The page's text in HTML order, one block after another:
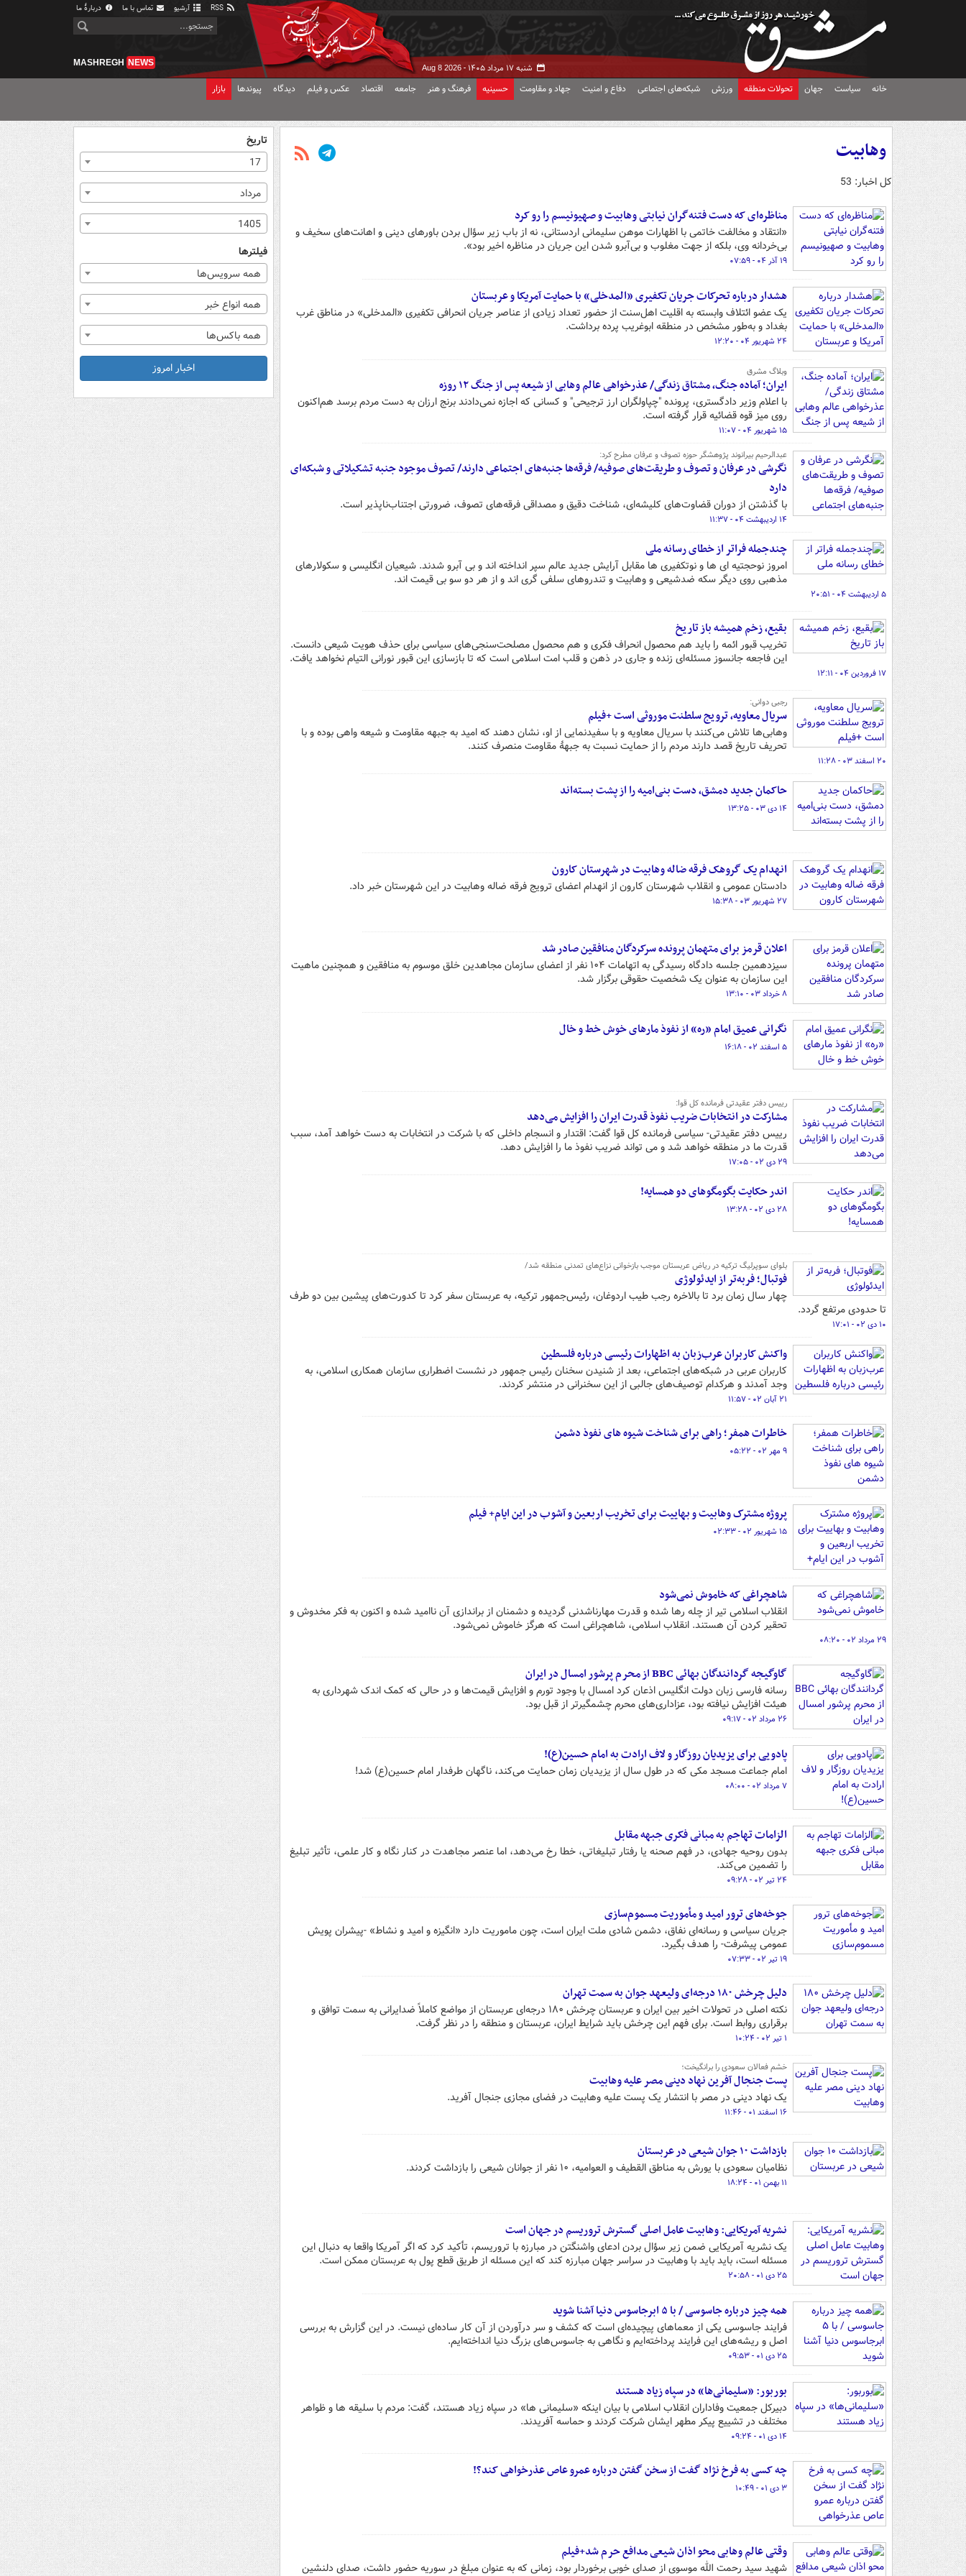
آرشیو تماس با ما دربارهٔ ما
شنبه ۱۷ مرداد ۱۴۰۵ - Aug 8 2026
MASHREGH NEWS
خانه سیاست جهان تحولات منطقه ورزش شبکه‌های اجتماعی دفاع و امنیت جهاد و مقاومت حسینیه فرهنگ و هنر جامعه اقتصاد عکس و فیلم دیدگاه پیوندها بازار
وهابیت
کل اخبار: 53
مناظره‌ای که دست فتنه‌گران نیابتی وهابیت و صهیونیسم را رو کرد
«انتقاد و مخالفت خاتمی با اظهارات موهن سلیمانی اردستانی، نه از باب زیر سؤال بردن باورهای دینی و اهانت‌های سخیف و
بی‌خردانه وی، بلکه از جهت مغلوب و بی‌آبرو شدن این جریان در مناظره اخیر بود».
۱۹ آذر ۰۴ - ۰۷:۵۹
هشدار درباره تحرکات جریان تکفیری «المدخلی» با حمایت آمریکا و عربستان
یک عضو ائتلاف وابسته به اقلیت اهل‌سنت از حضور تعداد زیادی از عناصر جریان انحرافی تکفیری «المدخلی» در مناطق غرب
بغداد و به‌طور مشخص در منطقه ابوغریب پرده برداشت.
۲۴ شهریور ۰۴ - ۱۲:۲۰
وبلاگ مشرق
ایران؛ آماده جنگ، مشتاق زندگی/ عذرخواهی عالم وهابی از شیعه پس از جنگ ۱۲ روزه
با اعلام وزیر دادگستری، پرونده "چپاولگران ارز ترجیحی" و کسانی که اجازه نمی‌دادند برنج ارزان به دست مردم برسد هم‌اکنون
روی میز قوه قضائیه قرار گرفته است.
۱۵ شهریور ۰۴ - ۱۱:۰۷
عبدالرحیم بیرانوند پژوهشگر حوزه تصوف و عرفان مطرح کرد:
نگرشی در عرفان و تصوف و طریقت‌های صوفیه/ فرقه‌ها جنبه‌های اجتماعی دارند/ تصوف موجود جنبه تشکیلاتی و شبکه‌ای
دارد
با گذشتن از دوران قضاوت‌های کلیشه‌ای، شناخت دقیق و مصداقی فرقه‌های تصوف، ضرورتی اجتناب‌ناپذیر است.
۱۴ اردیبهشت ۰۴ - ۱۱:۳۷
چندجمله فراتر از خطای رسانه ملی
امروز نوحجتیه ای ها و نوتکفیری ها مقابل آرایش جدید عالم سپر انداخته اند و بی آبرو شدند. شیعیان انگلیسی و سکولارهای
مذهبی روی دیگر سکه ضدشیعی و وهابیت و تندروهای سلفی گری اند و از هر دو سو بی قیمت اند.
۵ اردیبهشت ۰۴ - ۲۰:۵۱
بقیع، زخم همیشه باز تاریخ
تخریب قبور ائمه را باید هم محصول انحراف فکری و هم محصول مصلحت‌سنجی‌های سیاسی برای حذف هویت شیعی دانست.
این فاجعه جانسوز مسئله‌ای زنده و جاری در ذهن و قلب امت اسلامی است که تا بازسازی این قبور نورانی التیام نخواهد یافت.
۱۷ فروردین ۰۴ - ۱۲:۱۱
رجبی دوانی:
سریال معاویه، ترویج سلطنت موروثی است +فیلم
وهابی‌ها تلاش می‌کنند با سریال معاویه و با سفیدنمایی از او، نشان دهند که امید به جبهه مقاومت و شیعه واهی بوده و با
تحریف تاریخ قصد دارند مردم را از حمایت نسبت به جبهۀ مقاومت منصرف کنند.
۲۰ اسفند ۰۳ - ۱۱:۲۸
حاکمان جدید دمشق، دست بنی‌امیه را از پشت بسته‌اند
۱۴ دی ۰۳ - ۱۳:۲۵
انهدام یک گروهک فرقه ضاله وهابیت در شهرستان کارون
دادستان عمومی و انقلاب شهرستان کارون از انهدام اعضای ترویج فرقه ضاله وهابیت در این شهرستان خبر داد.
۲۷ شهریور ۰۳ - ۱۵:۳۸
اعلان قرمز برای متهمان پرونده سرکردگان منافقین صادر شد
سیزدهمین جلسه دادگاه رسیدگی به اتهامات ۱۰۴ نفر از اعضای سازمان مجاهدین خلق موسوم به منافقین و همچنین ماهیت
این سازمان به عنوان یک شخصیت حقوقی برگزار شد.
۸ خرداد ۰۳ - ۱۳:۱۰
نگرانی عمیق امام «ره» از نفوذ مارهای خوش خط و خال
۵ اسفند ۰۲ - ۱۶:۱۸
رییس دفتر عقیدتی فرمانده کل قوا:
مشارکت در انتخابات ضریب نفوذ قدرت ایران را افزایش می‌دهد
رییس دفتر عقیدتی- سیاسی فرمانده کل قوا گفت: اقتدار و انسجام داخلی که با شرکت در انتخابات به دست خواهد آمد، سبب
قدرت ما در منطقه خواهد شد و می تواند ضریب نفوذ ما را افزایش دهد.
۲۹ دی ۰۲ - ۱۷:۰۵
اندر حکایت بگومگوهای دو همسایه!
۲۸ دی ۰۲ - ۱۳:۲۸
بلوای سوپرلیگ ترکیه در ریاض عربستان موجب بازخوانی نزاع‌های تمدنی منطقه شد/
فوتبال؛ فربه‌تر از ایدئولوژی
چهار سال زمان برد تا بالاخره رجب طیب اردوغان، رئیس‌جمهور ترکیه، به عربستان سفر کرد تا کدورت‌های پیشین بین دو طرف
تا حدودی مرتفع گردد.
۱۰ دی ۰۲ - ۱۷:۰۱
واکنش کاربران عرب‌زبان به اظهارات رئیسی درباره فلسطین
کاربران عربی در شبکه‌های اجتماعی، بعد از شنیدن سخنان رئیس جمهور در نشست اضطراری سازمان همکاری اسلامی، به
وجد آمدند و هرکدام توصیف‌های جالبی از این سخنرانی در منتشر کردند.
۲۱ آبان ۰۲ - ۱۱:۵۷
خاطرات همفر؛ راهی برای شناخت شیوه های نفوذ دشمن
۹ مهر ۰۲ - ۰۵:۲۲
پروژه مشترک وهابیت و بهاییت برای تخریب اربعین و آشوب در این ایام+ فیلم
۱۵ شهریور ۰۲ - ۰۲:۳۳
شاهچراغی که خاموش نمی‌شود
انقلاب اسلامی تیر از چله رها شده و قدرت مهارناشدنی گردیده و دشمنان از براندازی آن ناامید شده و اکنون به فکر مخدوش و
تحقیر کردن آن هستند. انقلاب اسلامی، شاهچراغی است که هرگز خاموش نمی‌شود.
۲۹ مرداد ۰۲ - ۰۸:۲۰
گاوگیجه گردانندگان بهائی BBC از محرم پرشور امسال در ایران
رسانه فارسی زبان دولت انگلیس اذعان کرد امسال با وجود تورم و افزایش قیمت‌ها و در حالی که کمک اندک شهرداری به
هیئت افزایش نیافته بود، عزاداری‌های محرم چشمگیرتر از قبل بود.
۲۶ مرداد ۰۲ - ۰۹:۱۷
پادویی برای یزیدیان روزگار و لاف ارادت به امام حسین‌(ع)!
امام جماعت مسجد مکی که در طول سال از یزیدیان زمان حمایت می‌کند، ناگهان طرفدار امام حسین‌(ع) شد!
۷ مرداد ۰۲ - ۰۸:۰۰
الزامات تهاجم به مبانی فکری جبهه مقابل
بدون روحیه جهادی، در فهم صحنه یا رفتار تبلیغاتی، خطا رخ می‌دهد، اما عنصر مجاهدت در کنار نگاه و کار علمی، تأثیر تبلیغ
را تضمین می‌کند.
۲۴ تیر ۰۲ - ۰۹:۲۸
جوخه‌های ترور امید و مأموریت مسموم‌سازی
جریان سیاسی و رسانه‌ای نفاق، دشمن شادی ملت ایران است، چون ماموریت دارد «انگیزه و امید و نشاط» -پیشران پویش
عمومی پیشرفت- را هدف بگیرد.
۱۹ تیر ۰۲ - ۰۷:۳۳
دلیل چرخش ۱۸۰ درجه‌ای ولیعهد جوان به سمت تهران
نکته اصلی در تحولات اخیر بین ایران و عربستان چرخش ۱۸۰ درجه‌ای عربستان از مواضع کاملاً ضدایرانی به سمت توافق و
برقراری روابط است. برای فهم این چرخش باید شرایط ایران، عربستان و منطقه را در نظر گرفت.
۱ تیر ۰۲ - ۱۰:۲۴
خشم فعالان سعودی را برانگیخت؛
پست جنجال آفرین نهاد دینی مصر علیه وهابیت
یک نهاد دینی در مصر با انتشار یک پست علیه وهابیت در فضای مجازی جنجال آفرید.
۱۶ اسفند ۰۱ - ۱۱:۴۶
بازداشت ۱۰ جوان شیعی در عربستان
نظامیان سعودی با یورش به مناطق القطیف و العوامیه، ۱۰ نفر از جوانان شیعی را بازداشت کردند.
۱۱ بهمن ۰۱ - ۱۸:۲۴
نشریه آمریکایی: وهابیت عامل اصلی گسترش تروریسم در جهان است
یک نشریه آمریکایی ضمن زیر سؤال بردن ادعای واشنگتن در مبارزه با تروریسم، تأکید کرد که اگر آمریکا واقعا به دنبال این
مسئله است، باید باید با وهابیت در سراسر جهان مبارزه کند که این مسئله از طریق قطع پول به عربستان ممکن است.
۲۵ دی ۰۱ - ۲۰:۵۸
همه چیز درباره جاسوسی / با ۵ ابرجاسوس دنیا آشنا شوید
فرایند جاسوسی یکی از معماهای پیچیده‌ای است که کشف و سر درآوردن از آن کار ساده‌ای نیست. در این گزارش به بررسی
اصل و ریشه‌های این فرایند پرداخته‌ایم و نگاهی به جاسوس‌های بزرگ دنیا انداخته‌ایم.
۲۵ دی ۰۱ - ۰۹:۵۳
بوربور: «سلیمانی‌ها» در سپاه زیاد هستند
دبیرکل جمعیت وفاداران انقلاب اسلامی با بیان اینکه «سلیمانی ها» در سپاه زیاد هستند، گفت: مردم با سلیقه ها و ظواهر
مختلف در تشییع پیکر مطهر ایشان شرکت کردند و حماسه آفریدند.
۱۴ دی ۰۱ - ۰۹:۲۴
چه کسی به فرخ نژاد گفت از سخن گفتن درباره عمرو عاص عذرخواهی کند؟!
۳ دی ۰۱ - ۱۰:۴۹
وقتی عالم وهابی محو اذان شیعی مدافع حرم شد+فیلم
شهید سید رحمت الله موسوی از صدای خوبی برخوردار بود، زمانی که به عنوان مبلغ در سوریه حضور داشت، صدای دلنشین
تاریخ
17
مرداد
1405
فیلترها
همه سرویس‌ها
همه انواع خبر
همه باکس‌ها
اخبار امروز